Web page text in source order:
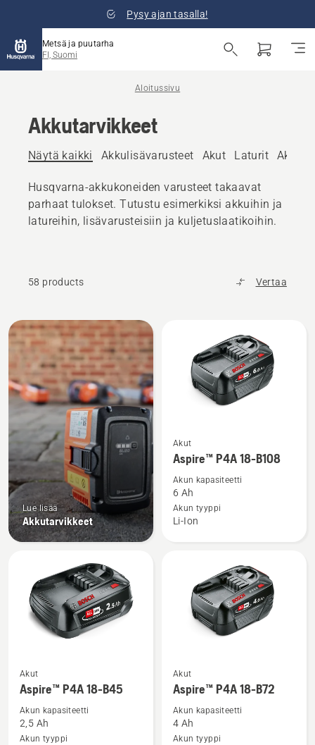
Pysy ajan tasalla!
Metsä ja puutarha
FI, Suomi
Aloitussivu
Akkutarvikkeet
Näytä kaikki Akkulisävarusteet Akut Laturit
Husqvarna-akkukoneiden varusteet takaavat
parhaat tulokset. Tutustu esimerkiksi akkuihin ja
latureihin, lisävarusteisiin ja kuljetuslaatikoihin.
58 products Vertaa
Kaikki
tuotteet
Lue lisää
Akkutarvikkeet
Katso
lisätietoja
Aspire™
P4A
18-
Akut
Aspire™ P4A 18-B108
Akun kapasiteetti
6 Ah
Akun tyyppi
Li-Ion
Katso
lisätietoja
Aspire™
P4A
Akut
Aspire™ P4A 18-B45
Akun kapasiteetti
2,5 Ah
Akun tyyppi
Katso
lisätietoja
Aspire™
P4A
Akut
Aspire™ P4A 18-B72
Akun kapasiteetti
4 Ah
Akun tyyppi